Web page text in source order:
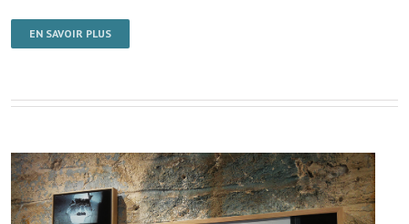
EN SAVOIR PLUS